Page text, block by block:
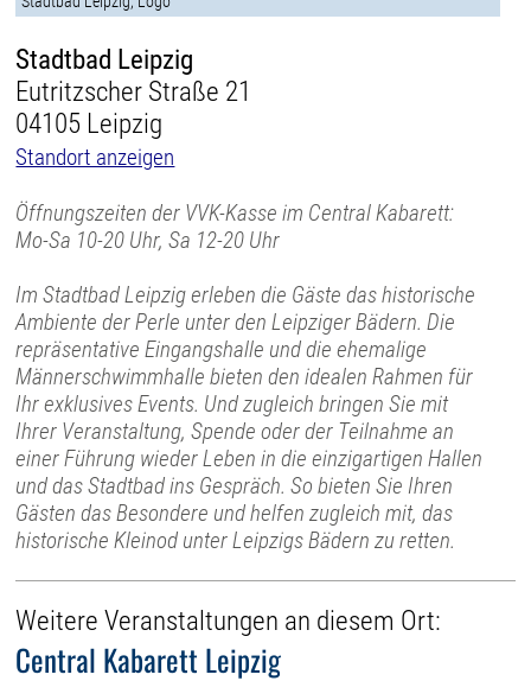
Stadtbad Leipzig
Eutritzscher Straße 21
04105 Leipzig
Standort anzeigen
Öffnungszeiten der VVK-Kasse im Central Kabarett:
Mo-Sa 10-20 Uhr, Sa 12-20 Uhr
Im Stadtbad Leipzig erleben die Gäste das historische
Ambiente der Perle unter den Leipziger Bädern. Die
repräsentative Eingangshalle und die ehemalige
Männerschwimmhalle bieten den idealen Rahmen für
Ihr exklusives Events. Und zugleich bringen Sie mit
Ihrer Veranstaltung, Spende oder der Teilnahme an
einer Führung wieder Leben in die einzigartigen Hallen
und das Stadtbad ins Gespräch. So bieten Sie Ihren
Gästen das Besondere und helfen zugleich mit, das
historische Kleinod unter Leipzigs Bädern zu retten.
Weitere Veranstaltungen an diesem Ort:
Central Kabarett Leipzig